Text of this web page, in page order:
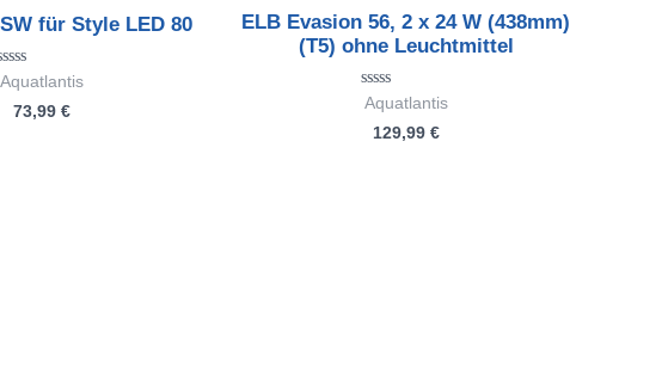
für Style LED 80
Bewertet
mit
Aquatlantis
73,99 €
ELB Evasion 56, 2 x 24 W (438mm)
(T5) ohne Leuchtmittel
Bewertet
mit
Aquatlantis
129,99 €